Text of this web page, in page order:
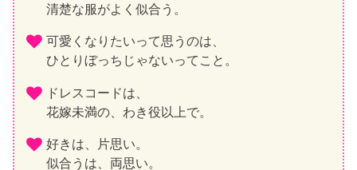
清楚な服がよく似合う。
可愛くなりたいって思うのは、
ひとりぼっちじゃないってこと。
ドレスコードは、
花嫁未満の、わき役以上で。
好きは、片思い。
似合うは、両思い。